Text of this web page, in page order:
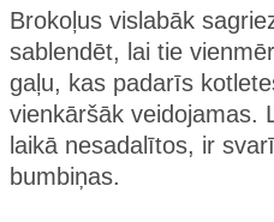
Brokoļus vislabāk
sablendēt, lai tie
gaļu, kas padarīs
vienkāršāk veidojamas.
laikā nesadalītos, ir
bumbiņas.